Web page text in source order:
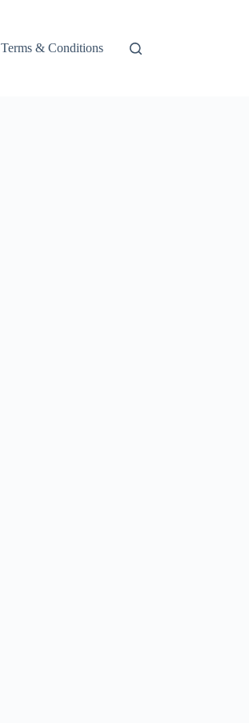
Terms & Conditions